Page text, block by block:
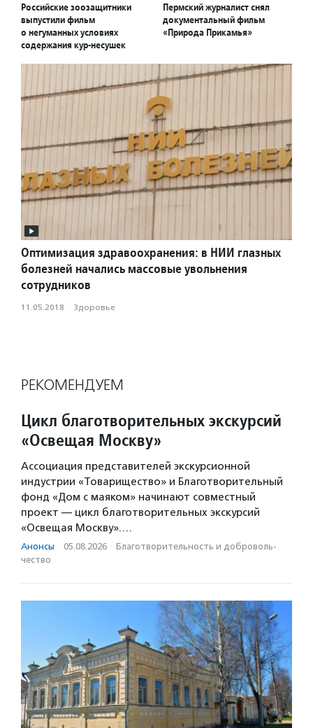
Российские зоозащитники
выпустили фильм
о негуманных условиях
содержания кур-несушек
Пермский журналист снял
документальный фильм
«Природа Прикамья»
Оптимизация здравоохранения: в НИИ глазных
болезней начались массовые увольнения
сотрудников
11.05.2018 · Здоровье
РЕКОМЕНДУЕМ
Цикл благотворительных экскурсий
«Освещая Москву»
Ассоциация представителей экскурсионной
индустрии «Товарищество» и Благотворительный
фонд «Дом с маяком» начинают совместный
проект — цикл благотворительных экскурсий
«Освещая Москву».…
Анонсы · 05.08.2026 · Благотвори­тель­ность и доброволь­
чест­во